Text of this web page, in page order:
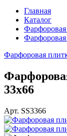
Главная
Каталог
Фарфоровая
Фарфоровая
Фарфоровая
33x66
Арт. SS3366